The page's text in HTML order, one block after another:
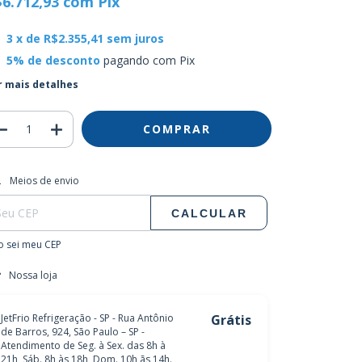
3 x de R$2.355,41 sem juros
5% de desconto pagando com Pix
mais detalhes
para o CEP:
Meios de envio
CALCULAR
sei meu CEP
Nossa loja
JetFrio Refrigeração - SP - Rua Antônio
de Barros, 924, São Paulo – SP -
Atendimento de Seg. à Sex. das 8h à
Grátis